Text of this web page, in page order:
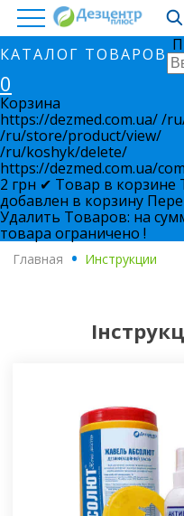
КАТАЛОГ ТОВАРОВ
0
Корзина
https://dezmed.com.ua//
/ru/store/product/view/
/ru/koshyk/delete/
https://dezmed.com.ua/
2 грн ✔ Товар в корзине
добавлен в корзину
Удалить Товаров: на
товара ограничено !
Главная . Инструкции